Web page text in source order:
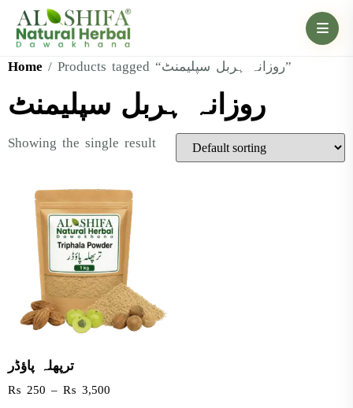
Home / Products tagged “روزانہ ہربل سپلیمنٹ”
روزانہ ہربل سپلیمنٹ
Showing the single result
ترپھلہ پاؤڈر
₨ 250 – ₨ 3,500